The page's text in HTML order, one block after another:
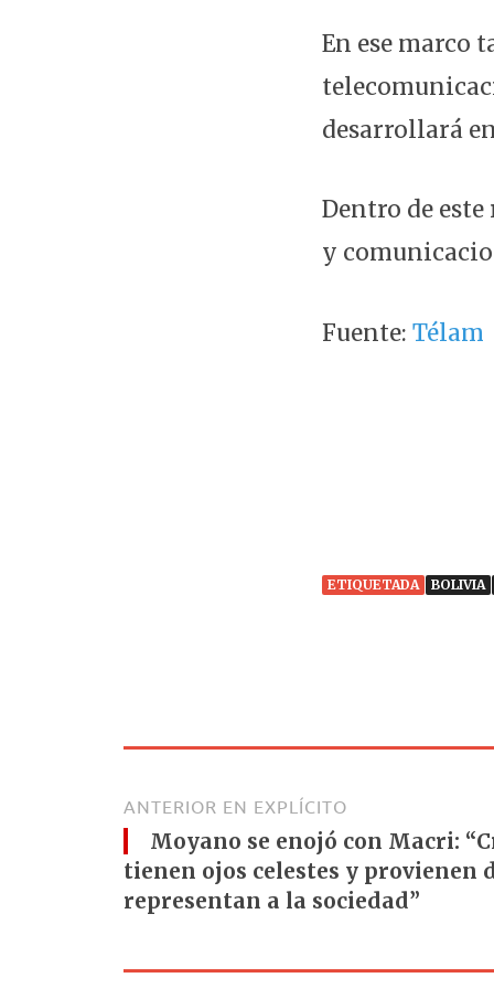
En ese marco
desarrollará
Dentro de
y
Fuente: Télam
ETIQUETADA BOLIVIA
ANTERIOR EN EXPLÍCITO
Moyano se enojó con Macri:
tienen ojos celestes y provienen
representan a la sociedad”